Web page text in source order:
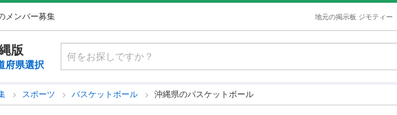
メンバー募集 地元の掲示板 ジモティー
版
府県選択
スポーツ バスケットボール 沖縄県のバスケットボール